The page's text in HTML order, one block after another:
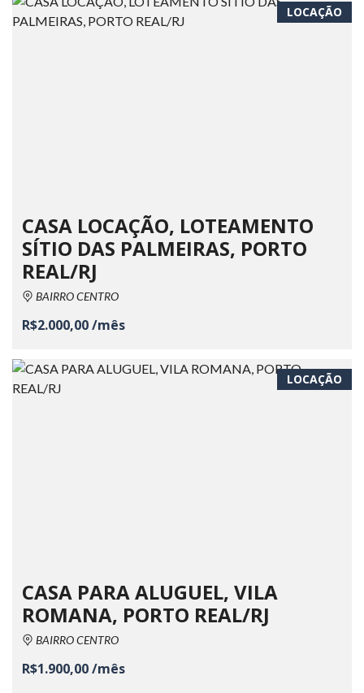
LOCAÇÃO
CASA LOCAÇÃO, LOTEAMENTO
SÍTIO DAS PALMEIRAS, PORTO
REAL/RJ
BAIRRO CENTRO
R$2.000,00 /mês
LOCAÇÃO
CASA PARA ALUGUEL, VILA
ROMANA, PORTO REAL/RJ
BAIRRO CENTRO
R$1.900,00 /mês